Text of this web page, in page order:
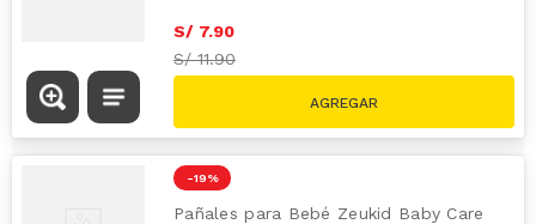
S/ 7.90
S/11.90
-19 %
Pañales para Bebé Zeukid Baby Care